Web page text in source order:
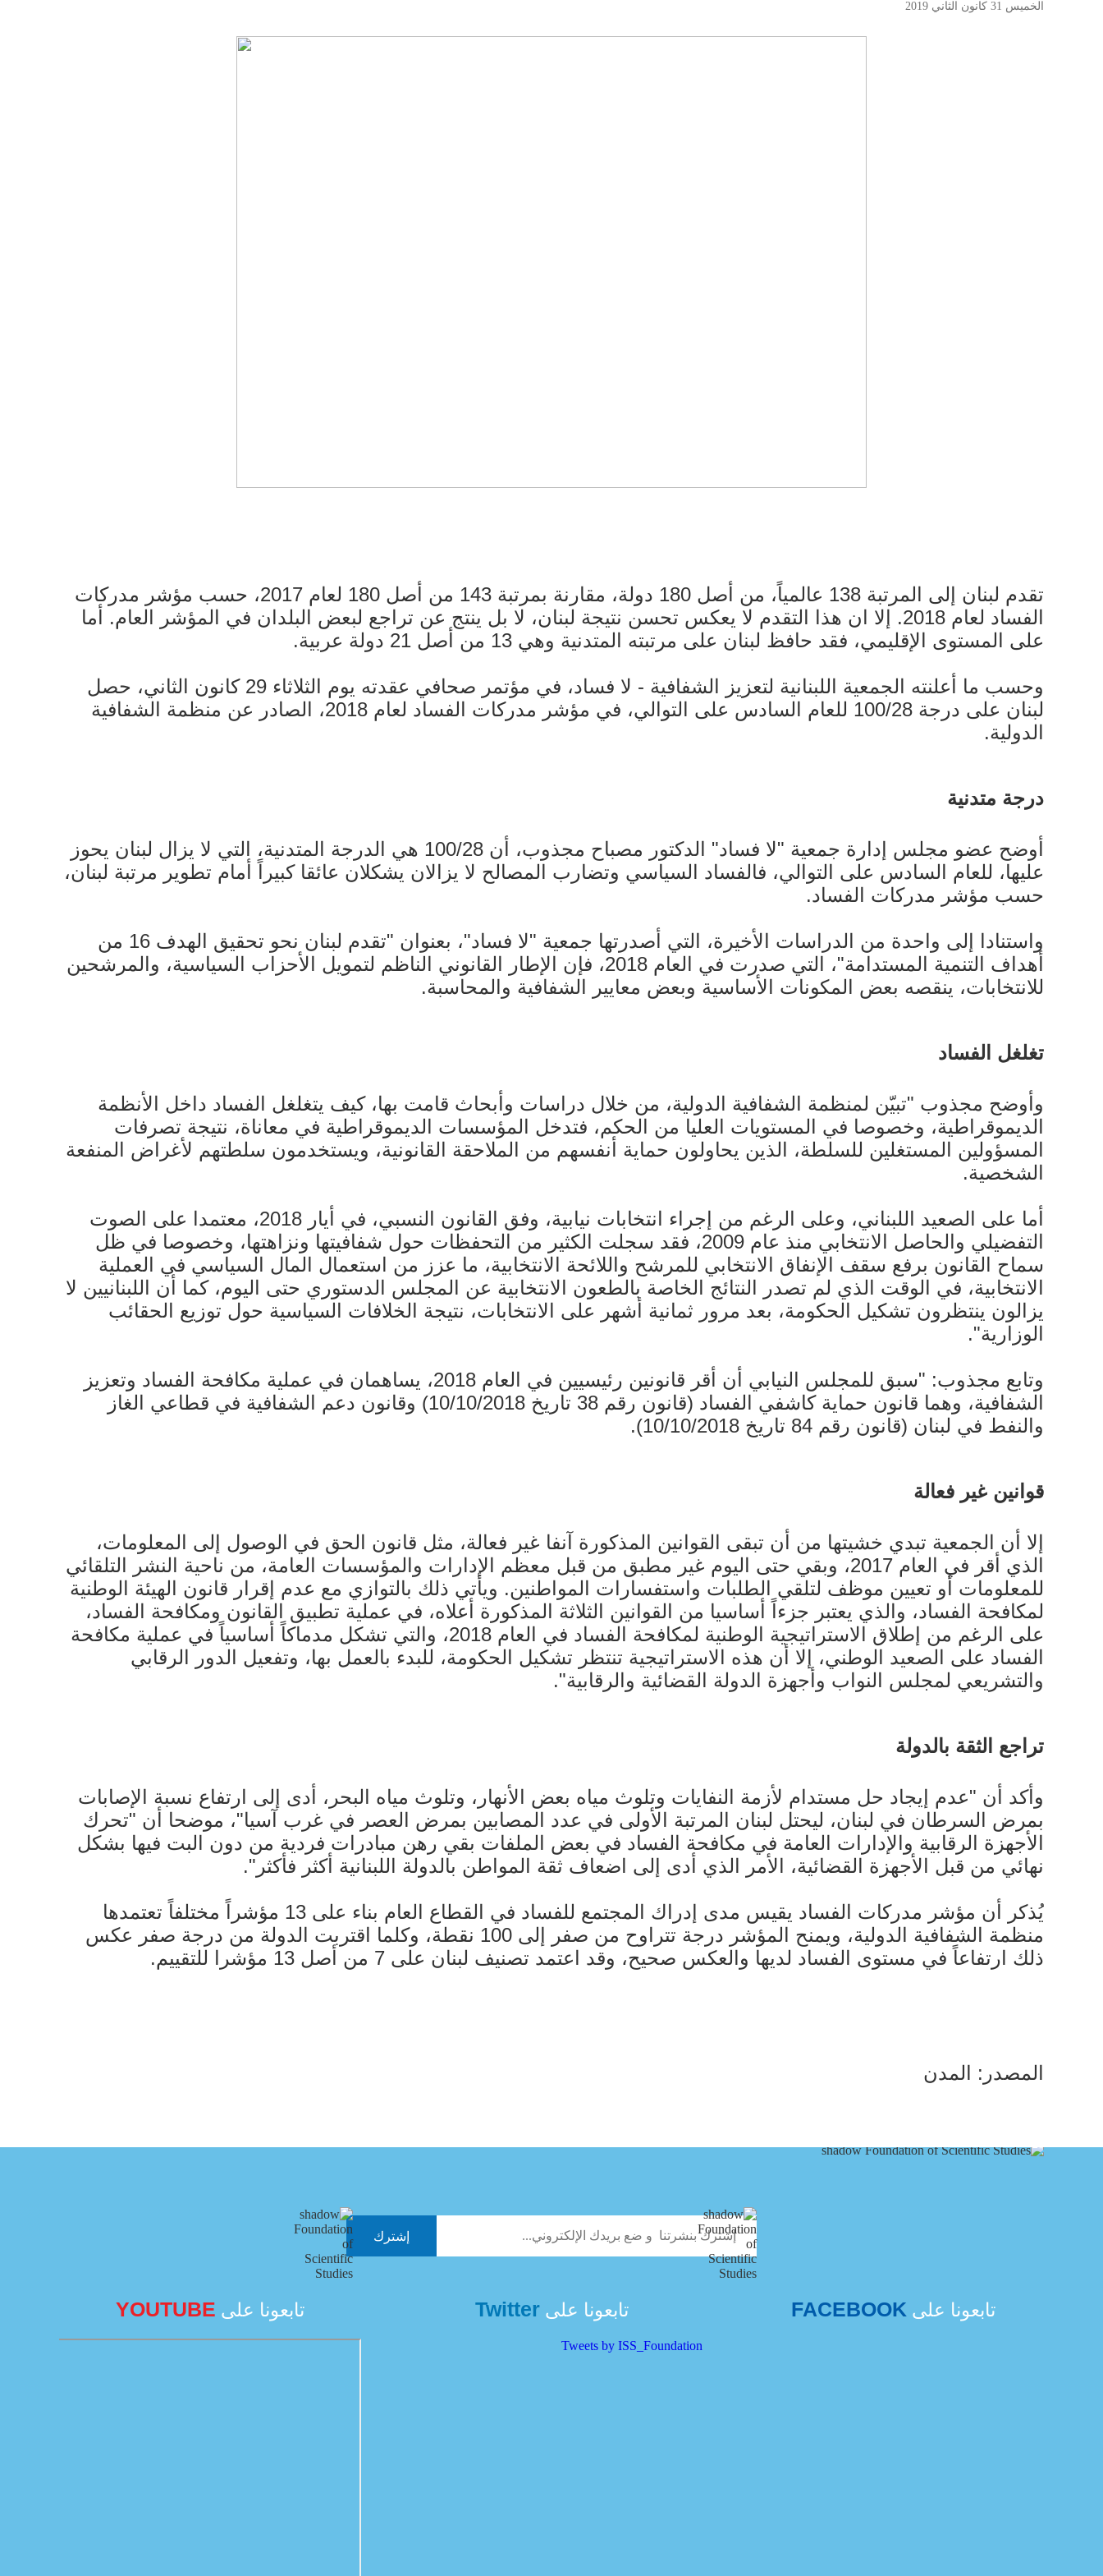
الخميس 31 كانون الثاني 2019
تقدم لبنان إلى المرتبة 138 عالمياً، من أصل 180 دولة، مقارنة بمرتبة 143 من أصل 180 لعام 2017، حسب مؤشر مدركات
الفساد لعام 2018. إلا ان هذا التقدم لا يعكس تحسن نتيجة لبنان، لا بل ينتج عن تراجع لبعض البلدان في ​المؤشر العام. أما
على المستوى الإقليمي، فقد حافظ لبنان على مرتبته المتدنية وهي 13 من أصل 21 دولة عربية.
وحسب ما أعلنته الجمعية اللبنانية لتعزيز الشفافية - لا فساد، في مؤتمر صحافي عقدته يوم الثلاثاء 29 كانون الثاني، حصل
لبنان على درجة 100/28 للعام السادس على التوالي، في مؤشر مدركات الفساد لعام 2018، الصادر عن منظمة الشفافية
الدولية.
درجة متدنية
أوضح عضو مجلس إدارة جمعية "لا فساد" الدكتور مصباح مجذوب، أن 100/28 هي الدرجة المتدنية، التي لا يزال لبنان يحوز
عليها، للعام السادس على التوالي، فالفساد السياسي وتضارب المصالح لا يزالان يشكلان عائقا كبيراً أمام تطوير مرتبة لبنان،
حسب مؤشر مدركات الفساد.
واستنادا إلى واحدة من الدراسات الأخيرة، التي أصدرتها جمعية "لا فساد"، بعنوان "تقدم لبنان نحو تحقيق الهدف 16 من
أهداف التنمية المستدامة"، التي صدرت في العام 2018، فإن الإطار القانوني الناظم لتمويل الأحزاب السياسية، والمرشحين
للانتخابات، ينقصه بعض المكونات الأساسية وبعض معايير الشفافية والمحاسبة.
تغلغل الفساد
وأوضح مجذوب "تبيّن لمنظمة الشفافية الدولية، من خلال دراسات وأبحاث قامت بها، كيف يتغلغل الفساد داخل الأنظمة
الديموقراطية، وخصوصا في المستويات العليا من الحكم، فتدخل المؤسسات الديموقراطية في معاناة، نتيجة تصرفات
المسؤولين المستغلين للسلطة، الذين يحاولون حماية أنفسهم من الملاحقة القانونية، ويستخدمون سلطتهم لأغراض المنفعة
الشخصية.
أما على الصعيد اللبناني، وعلى الرغم من إجراء انتخابات نيابية، وفق القانون النسبي، في أيار 2018، معتمدا على الصوت
التفضيلي والحاصل الانتخابي منذ عام 2009، فقد سجلت الكثير من التحفظات حول شفافيتها ونزاهتها، وخصوصا في ظل
سماح القانون برفع سقف الإنفاق الانتخابي للمرشح واللائحة الانتخابية، ما عزز من استعمال المال السياسي في العملية
الانتخابية، في الوقت الذي لم تصدر النتائج الخاصة بالطعون الانتخابية عن المجلس الدستوري حتى اليوم، كما أن اللبنانيين لا
يزالون ينتظرون تشكيل الحكومة، بعد مرور ثمانية أشهر على الانتخابات، نتيجة الخلافات السياسية حول توزيع الحقائب
الوزارية".
وتابع مجذوب: "سبق للمجلس النيابي أن أقر قانونين رئيسيين في العام 2018، يساهمان في عملية مكافحة الفساد وتعزيز
الشفافية، وهما قانون حماية كاشفي الفساد (قانون رقم 38 تاريخ 10/10/2018) وقانون دعم الشفافية في قطاعي الغاز
والنفط في لبنان (قانون رقم 84 تاريخ 10/10/2018).
قوانين غير فعالة
إلا أن الجمعية تبدي خشيتها من أن تبقى القوانين المذكورة آنفا غير فعالة، مثل قانون الحق في الوصول إلى المعلومات،
الذي أقر في العام 2017، وبقي حتى اليوم غير مطبق من قبل معظم الإدارات والمؤسسات العامة، من ناحية النشر التلقائي
للمعلومات أو تعيين موظف لتلقي الطلبات واستفسارات المواطنين. ويأتي ذلك بالتوازي مع عدم إقرار قانون الهيئة الوطنية
لمكافحة الفساد، والذي يعتبر جزءاً أساسيا من القوانين الثلاثة المذكورة أعلاه، في عملية تطبيق القانون ومكافحة الفساد،
على الرغم من إطلاق الاستراتيجية الوطنية لمكافحة الفساد في العام 2018، والتي تشكل مدماكاً أساسياً في عملية مكافحة
الفساد على الصعيد الوطني، إلا أن هذه الاستراتيجية تنتظر تشكيل الحكومة، للبدء بالعمل بها، وتفعيل الدور الرقابي
والتشريعي لمجلس النواب وأجهزة الدولة القضائية والرقابية".
تراجع الثقة بالدولة
وأكد أن "عدم إيجاد حل مستدام لأزمة النفايات وتلوث مياه بعض الأنهار، وتلوث مياه البحر، أدى إلى ارتفاع نسبة الإصابات
بمرض السرطان في لبنان، ليحتل لبنان المرتبة الأولى في عدد المصابين بمرض العصر في غرب آسيا"، موضحا أن "تحرك
الأجهزة الرقابية والإدارات العامة في مكافحة الفساد في بعض الملفات بقي رهن مبادرات فردية من دون البت فيها بشكل
نهائي من قبل الأجهزة القضائية، الأمر الذي أدى إلى اضعاف ثقة المواطن بالدولة اللبنانية أكثر فأكثر".
يُذكر أن مؤشر مدركات الفساد يقيس مدى إدراك المجتمع للفساد في القطاع العام بناء على 13 مؤشراً مختلفاً تعتمدها
منظمة الشفافية الدولية، ويمنح المؤشر درجة تتراوح من صفر إلى 100 نقطة، وكلما اقتربت الدولة من درجة صفر عكس
ذلك ارتفاعاً في مستوى الفساد لديها والعكس صحيح، وقد اعتمد تصنيف لبنان على 7 من أصل 13 مؤشرا للتقييم.
المصدر: المدن
تابعونا علىFACEBOOK تابعونا علىTwitter
Tweets by ISS_Foundation
تابعونا على YOUTUBE